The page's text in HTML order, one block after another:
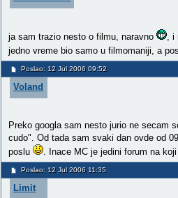
ja sam trazio nesto o filmu, naravno
, i
jedno vreme bio samo u filmomaniji, a
Poslao: 12 Jul 2006 09:52
Voland
Preko googla sam nesto jurio ne secam
cudo". Od tada sam svaki dan ovde od
poslu
. Inace MC je jedini forum na
Poslao: 12 Jul 2006 11:35
Limit